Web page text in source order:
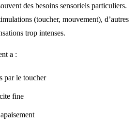
des besoins sensoriels particuliers.
(toucher, mouvement), d’autres
trop intenses.
a :
par le toucher
fine